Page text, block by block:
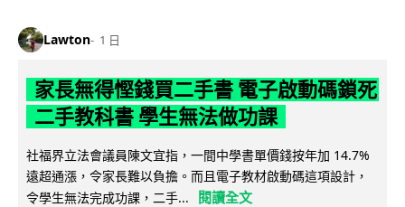
Lawton 1 日
家長無得慳錢買二手書 電子啟動碼鎖死
二手教科書 學生無法做功課
社福界立法會議員陳文宜指，一間中學書單價錢按年加 14.7%
遠超通漲，令家長難以負擔。而且電子教材啟動碼這項設計，
令學生無法完成功課，二手...
閱讀全文